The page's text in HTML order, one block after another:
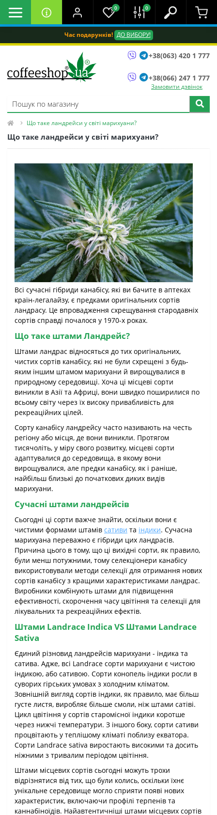
Час подарунків! ДО ВИБОРУ!
0 0
+38(063) 420 1 777
+38(066) 247 1 777
Замовити дзвінок
Що таке ландрейси у світі марихуани?
Що таке ландрейси у світі марихуани?
Всі сучасні гібриди канабісу, які ви бачите в аптеках
країн-легалайзу, є предками оригінальних сортів
ландрасу. Це впровадження схрещування стародавніх
сортів справді почалося у 1970-х роках.
Що таке штами Ландрейс?
Штами ландрас відносяться до тих оригінальних,
чистих сортів канабісу, які не були схрещені з будь-
яким іншим штамом марихуани й вирощувалися в
природному середовищі. Хоча ці місцеві сорти
виникли в Азії та Африці, вони швидко поширилися по
всьому світу через їх високу привабливість для
рекреаційних цілей.
Сорту канабісу ландрейсу часто називають на честь
регіону або місця, де вони виникли. Протягом
тисячоліть, у міру свого розвитку, місцеві сорти
адаптувалися до середовища, в якому вони
вирощувалися, але предки канабісу, як і раніше,
найбільш близькі до початкових диких видів
марихуани.
Сучасні штами ландрейсів
Сьогодні ці сорти важче знайти, оскільки вони є
чистими формами штамів сативи та індики. Сучасна
марихуана переважно є гібриди цих ландрасів.
Причина цього в тому, що ці вихідні сорти, як правило,
були менш потужними, тому селекціонери канабісу
використовували методи селекції для отримання нових
сортів канабісу з кращими характеристиками ландрас.
Виробники комбінують штами для підвищення
ефективності, скорочення часу цвітіння та селекції для
лікувальних та рекреаційних ефектів.
Штами Landrace Indica VS Штами Landrace
Sativa
Єдиний різновид ландрейсів марихуани - індика та
сатива. Адже, всі Landrace сорти марихуани є чистою
індикою, або сативою. Сорти конопель індики росли в
суворих гірських умовах з холодним кліматом.
Зовнішній вигляд сортів індики, як правило, має більш
густе листя, виробляє більше смоли, ніж штами сатіві.
Цикл цвітіння у сортів старомісної індики коротше
через нижчі температури. З іншого боку, сорти сативи
процвітають у теплішому кліматі поблизу екватора.
Сорти Landrace sativa виростають високими та досить
ніжними з тривалим періодом цвітіння.
Штами місцевих сортів сьогодні можуть трохи
відрізнятися від тих, що були колись, оскільки їхнє
унікальне середовище могло сприяти появі нових
характеристик, включаючи профілі терпенів та
каннабіноїдів. Найавтентичніші штами місцевих сортів